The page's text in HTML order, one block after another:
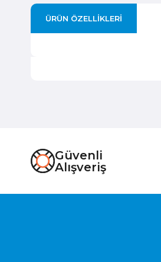
ÜRÜN ÖZELLIKLERI
Güvenli
Alışveriş